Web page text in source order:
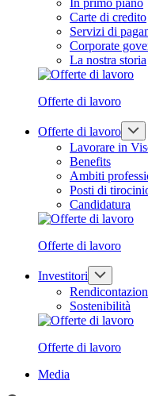
Carte di credito
Servizi di
Corporate
La nostra storia
Offerte di lavoro
Offerte di lavoro
Lavorare in
Benefits
Ambiti
Posti di
Candidatura
Offerte di lavoro
Investitori
Sostenibilità
Offerte di lavoro
Media